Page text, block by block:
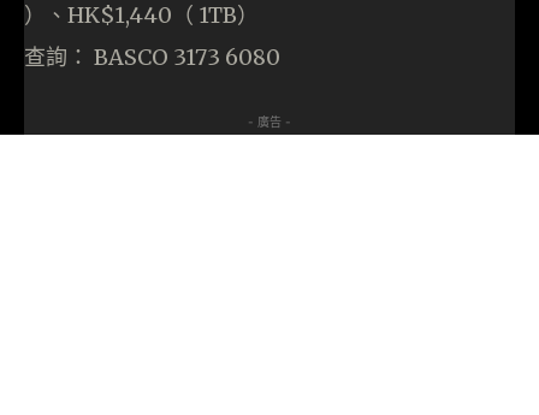
）、HK$1,440（ 1TB）
查詢： BASCO 3173 6080
- 廣告 -